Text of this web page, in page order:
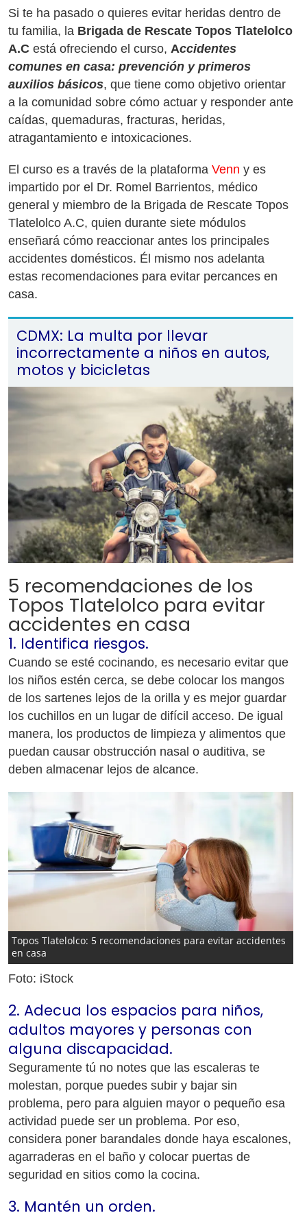
Si te ha pasado o quieres evitar heridas dentro de
tu familia, la Brigada de Rescate Topos Tlatelolco
A.C está ofreciendo el curso, Accidentes
comunes en casa: prevención y primeros
auxilios básicos, que tiene como objetivo orientar
a la comunidad sobre cómo actuar y responder ante
caídas, quemaduras, fracturas, heridas,
atragantamiento e intoxicaciones.
El curso es a través de la plataforma Venn y es
impartido por el Dr. Romel Barrientos, médico
general y miembro de la Brigada de Rescate Topos
Tlatelolco A.C, quien durante siete módulos
enseñará cómo reaccionar antes los principales
accidentes domésticos. Él mismo nos adelanta
estas recomendaciones para evitar percances en
casa.
CDMX: La multa por llevar
incorrectamente a niños en autos,
motos y bicicletas
5 recomendaciones de los
Topos Tlatelolco para evitar
accidentes en casa
1. Identifica riesgos.
Cuando se esté cocinando, es necesario evitar que
los niños estén cerca, se debe colocar los mangos
de los sartenes lejos de la orilla y es mejor guardar
los cuchillos en un lugar de difícil acceso. De igual
manera, los productos de limpieza y alimentos que
puedan causar obstrucción nasal o auditiva, se
deben almacenar lejos de alcance.
Topos Tlatelolco: 5 recomendaciones para evitar accidentes
en casa
Foto: iStock
2. Adecua los espacios para niños,
adultos mayores y personas con
alguna discapacidad.
Seguramente tú no notes que las escaleras te
molestan, porque puedes subir y bajar sin
problema, pero para alguien mayor o pequeño esa
actividad puede ser un problema. Por eso,
considera poner barandales donde haya escalones,
agarraderas en el baño y colocar puertas de
seguridad en sitios como la cocina.
3. Mantén un orden.